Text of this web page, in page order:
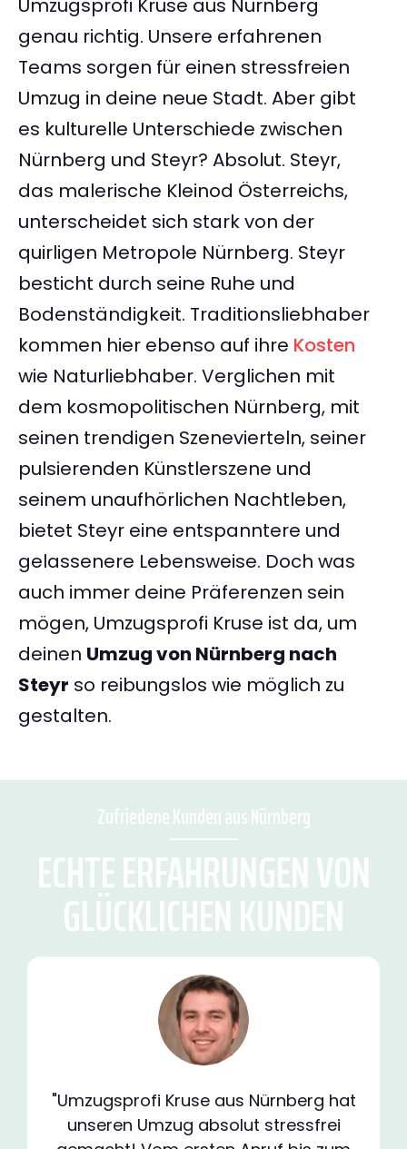
Umzugsprofi Kruse aus Nürnberg
genau richtig. Unsere erfahrenen
Teams sorgen für einen stressfreien
Umzug in deine neue Stadt. Aber gibt
es kulturelle Unterschiede zwischen
Nürnberg und Steyr? Absolut. Steyr,
das malerische Kleinod Österreichs,
unterscheidet sich stark von der
quirligen Metropole Nürnberg. Steyr
besticht durch seine Ruhe und
Bodenständigkeit. Traditionsliebhaber
kommen hier ebenso auf ihre Kosten
wie Naturliebhaber. Verglichen mit
dem kosmopolitischen Nürnberg, mit
seinen trendigen Szenevierteln, seiner
pulsierenden Künstlerszene und
seinem unaufhörlichen Nachtleben,
bietet Steyr eine entspanntere und
gelassenere Lebensweise. Doch was
auch immer deine Präferenzen sein
mögen, Umzugsprofi Kruse ist da, um
deinen Umzug von Nürnberg nach
Steyr so reibungslos wie möglich zu
gestalten.
Zufriedene Kunden aus Nürnberg
ECHTE ERFAHRUNGEN VON
GLÜCKLICHEN KUNDEN
"Umzugsprofi Kruse aus Nürnberg hat
unseren Umzug absolut stressfrei